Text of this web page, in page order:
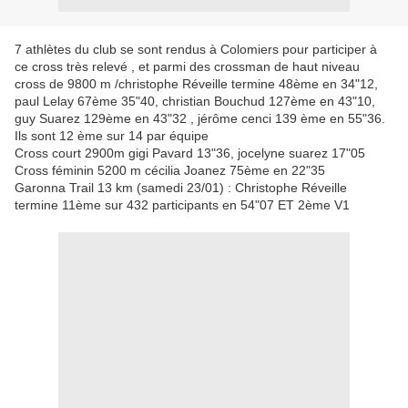
7 athlètes du club se sont rendus à Colomiers pour participer à
ce cross très relevé , et parmi des crossman de haut niveau
cross de 9800 m /christophe Réveille termine 48ème en 34"12,
paul Lelay 67ème 35"40, christian Bouchud 127ème en 43"10,
guy Suarez 129ème en 43"32 , jérôme cenci 139 ème en 55"36.
Ils sont 12 ème sur 14 par équipe
Cross court 2900m gigi Pavard 13"36, jocelyne suarez 17"05
Cross féminin 5200 m cécilia Joanez 75ème en 22"35
Garonna Trail 13 km (samedi 23/01) : Christophe Réveille
termine 11ème sur 432 participants en 54"07 ET 2ème V1